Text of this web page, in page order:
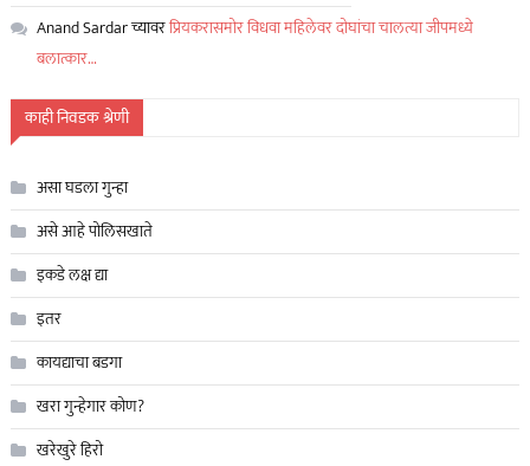
Anand Sardarच्यावरप्रियकरासमोर विधवा महिलेवर दोघांचा चालत्या जीपमध्ये
बलात्कार…
काही निवडक श्रेणी
असा घडला गुन्हा
असे आहे पोलिसखाते
इकडे लक्ष द्या
इतर
कायद्याचा बडगा
खरा गुन्हेगार कोण?
खरेखुरे हिरो